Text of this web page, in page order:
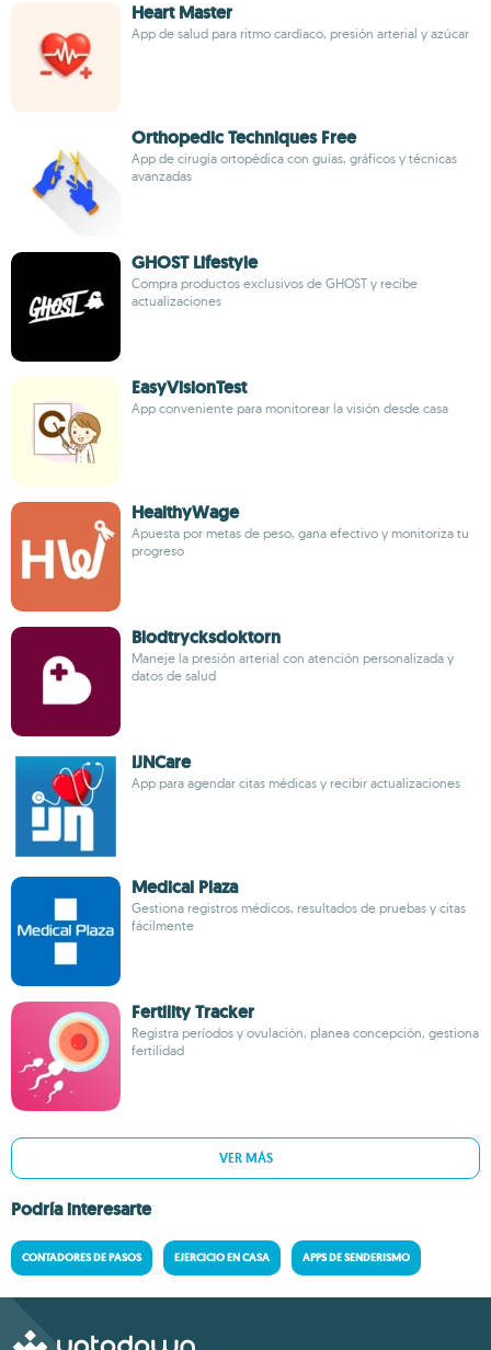
Heart Master
App de salud para ritmo cardíaco, presión arterial y azúcar
Orthopedic Techniques Free
App de cirugía ortopédica con guías, gráficos y técnicas
avanzadas
GHOST Lifestyle
Compra productos exclusivos de GHOST y recibe
actualizaciones
EasyVisionTest
App conveniente para monitorear la visión desde casa
HealthyWage
Apuesta por metas de peso, gana efectivo y monitoriza tu
progreso
Blodtrycksdoktorn
Maneje la presión arterial con atención personalizada y
datos de salud
IJNCare
App para agendar citas médicas y recibir actualizaciones
Medical Plaza
Gestiona registros médicos, resultados de pruebas y citas
fácilmente
Fertility Tracker
Registra períodos y ovulación, planea concepción, gestiona
fertilidad
VER MÁS
Podría interesarte
CONTADORES DE PASOS EJERCICIO EN CASA APPS DE SENDERISMO